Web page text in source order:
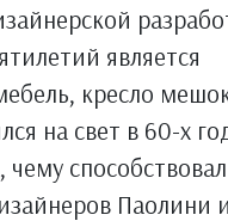
является
кресло
на свет в 60-х
чему
Паолини